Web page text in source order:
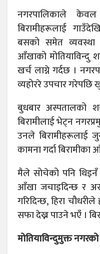
नगरपालिकाले
बिरामीहरूलाई
बसको समेत व्यवस्था
आँखाको मोतियाविन्दु
खर्च लाग्ने गर्दछ ।
व्यहोररे उपचार गरेपछि
बुधबार अस्पतालको
बिरामीलाई भेट्न
उनले बिरामीहरूलाई
कामना गर्दा
मैले सोचेको पनि
आँखा जचाइदिन्छ र
गरिदिन्छ, हिरा
सफा देख्न पाउने भएँ ।
मोतियाविन्दुमुक्त